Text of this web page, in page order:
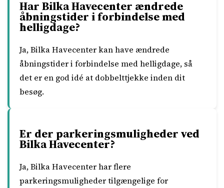
Har Bilka Havecenter ændrede
åbningstider i forbindelse med
helligdage?
Ja, Bilka Havecenter kan have ændrede
åbningstider i forbindelse med helligdage, så
det er en god idé at dobbelttjekke inden dit
besøg.
Er der parkeringsmuligheder ved
Bilka Havecenter?
Ja, Bilka Havecenter har flere
parkeringsmuligheder tilgængelige for